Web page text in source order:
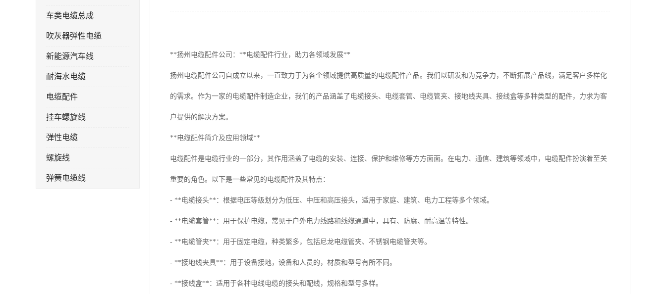
车类电缆总成
吹灰器弹性电缆
新能源汽车线
耐海水电缆
电缆配件
挂车螺旋线
弹性电缆
螺旋线
弹簧电缆线
**扬州电缆配件公司：**电缆配件行业，助力各领域发展**
扬州电缆配件公司自成立以来，一直致力于为各个领域提供高质量的电缆配件产品。我们以研发和为竞争力，不断拓展产品线，满足客户多样化
的需求。作为一家的电缆配件制造企业，我们的产品涵盖了电缆接头、电缆套管、电缆管夹、接地线夹具、接线盒等多种类型的配件，力求为客
户提供的解决方案。
**电缆配件简介及应用领域**
电缆配件是电缆行业的一部分，其作用涵盖了电缆的安装、连接、保护和维修等方方面面。在电力、通信、建筑等领域中，电缆配件扮演着至关
重要的角色。以下是一些常见的电缆配件及其特点：
- **电缆接头**：根据电压等级划分为低压、中压和高压接头，适用于家庭、建筑、电力工程等多个领域。
- **电缆套管**：用于保护电缆，常见于户外电力线路和线缆通道中，具有、防腐、耐高温等特性。
- **电缆管夹**：用于固定电缆，种类繁多，包括尼龙电缆管夹、不锈钢电缆管夹等。
- **接地线夹具**：用于设备接地，设备和人员的，材质和型号有所不同。
- **接线盒**：适用于各种电线电缆的接头和配线，规格和型号多样。